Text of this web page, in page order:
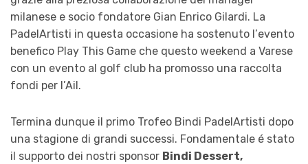
milanese e socio fondatore Gian Enrico Gilardi. La
PadelArtisti in questa occasione ha sostenuto l’evento
benefico Play This Game che questo weekend a Varese
con un evento al golf club ha promosso una raccolta
fondi per l’Ail.
Termina dunque il primo Trofeo Bindi PadelArtisti dopo
una stagione di grandi successi. Fondamentale é stato
il supporto dei nostri sponsor Bindi Dessert,